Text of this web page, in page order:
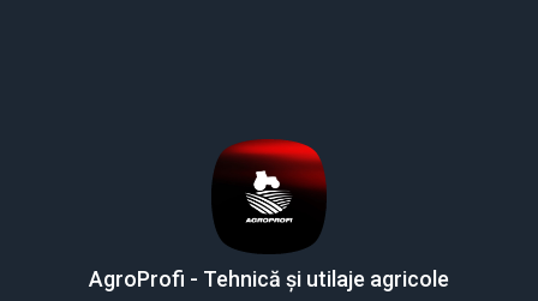
AgroProfi - Tehnică și utilaje agricole